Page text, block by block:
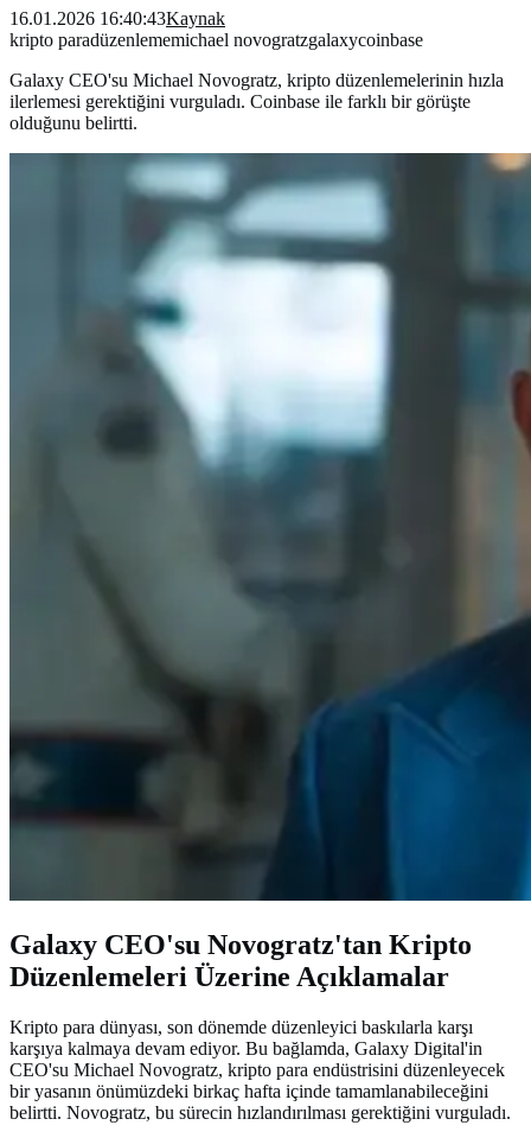
16.01.2026 16:40:43Kaynak
kripto paradüzenlememichael novogratzgalaxycoinbase
Galaxy CEO'su Michael Novogratz, kripto düzenlemelerinin hızla
ilerlemesi gerektiğini vurguladı. Coinbase ile farklı bir görüşte
olduğunu belirtti.
Galaxy CEO'su Novogratz'tan Kripto
Düzenlemeleri Üzerine Açıklamalar
Kripto para dünyası, son dönemde düzenleyici baskılarla karşı
karşıya kalmaya devam ediyor. Bu bağlamda, Galaxy Digital'in
CEO'su Michael Novogratz, kripto para endüstrisini düzenleyecek
bir yasanın önümüzdeki birkaç hafta içinde tamamlanabileceğini
belirtti. Novogratz, bu sürecin hızlandırılması gerektiğini vurguladı.